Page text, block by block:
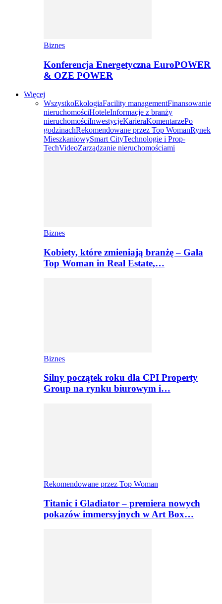
Biznes
Konferencja Energetyczna EuroPOWER
& OZE POWER
Więcej
WszystkoEkologiaFacility managementFinansowanie
nieruchomościHoteleInformacje z branży
nieruchomościInwestycjeKarieraKomentarzePo
godzinachRekomendowane przez Top WomanRynek
MieszkaniowySmart CityTechnologie i Prop-
TechVideoZarządzanie nieruchomościami
Biznes
Kobiety, które zmieniają branżę – Gala
Top Woman in Real Estate,…
Biznes
Silny początek roku dla CPI Property
Group na rynku biurowym i…
Rekomendowane przez Top Woman
Titanic i Gladiator – premiera nowych
pokazów immersyjnych w Art Box…